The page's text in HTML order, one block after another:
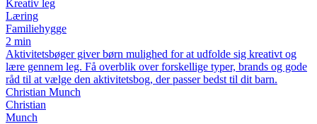
Kreativ leg
Læring
Familiehygge
2 min
Aktivitetsbøger giver børn mulighed for at udfolde sig kreativt og
lære gennem leg. Få overblik over forskellige typer, brands og gode
råd til at vælge den aktivitetsbog, der passer bedst til dit barn.
Christian Munch
Christian
Munch